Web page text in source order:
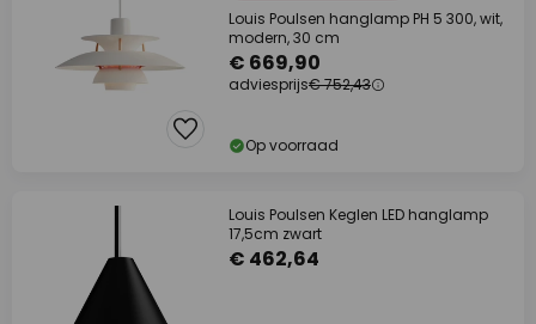
Louis Poulsen hanglamp PH 5 300, wit,
modern, 30 cm
€ 669,90
adviesprijs€ 752,43
Op voorraad
Louis Poulsen Keglen LED hanglamp
17,5cm zwart
€ 462,64